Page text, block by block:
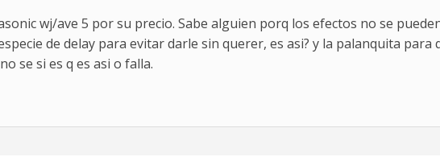
wj/ave 5 por su precio. Sabe alguien porq los efectos no se
de delay para evitar darle sin querer, es asi? y la palanquita para
se si es q es asi o falla.